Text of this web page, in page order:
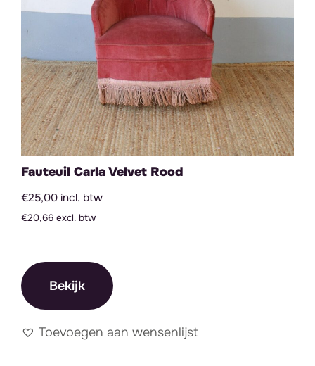
Fauteuil Carla Velvet Rood
€25,00 incl. btw
€20,66 excl. btw
Bekijk
Toevoegen aan wensenlijst